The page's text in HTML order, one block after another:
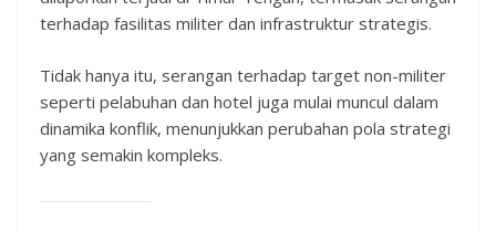
terhadap fasilitas militer dan infrastruktur strategis.
Tidak hanya itu, serangan terhadap target non-militer
seperti pelabuhan dan hotel juga mulai muncul dalam
dinamika konflik, menunjukkan perubahan pola strategi
yang semakin kompleks.